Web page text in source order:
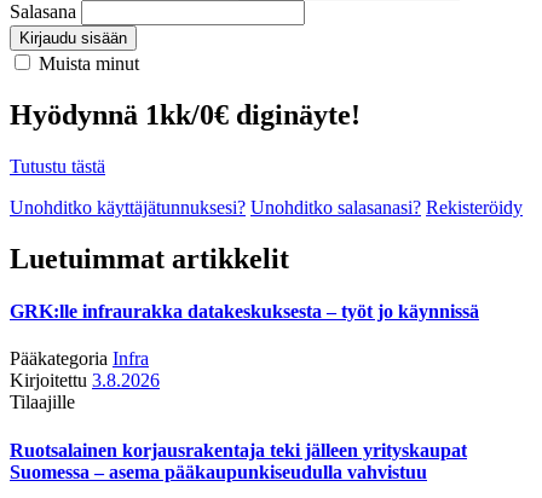
Salasana
Kirjaudu sisään
Muista minut
Hyödynnä 1kk/0€ diginäyte!
Tutustu tästä
Unohditko käyttäjätunnuksesi? Unohditko salasanasi? Rekisteröidy
Luetuimmat artikkelit
GRK:lle infraurakka datakeskuksesta – työt jo käynnissä
Pääkategoria Infra
Kirjoitettu 3.8.2026
Tilaajille
Ruotsalainen korjausrakentaja teki jälleen yrityskaupat
Suomessa – asema pääkaupunkiseudulla vahvistuu